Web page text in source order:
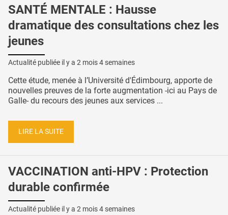
SANTÉ MENTALE : Hausse
dramatique des consultations chez les
jeunes
Actualité publiée il y a 2 mois 4 semaines
Cette étude, menée à l’Université d'Édimbourg, apporte de
nouvelles preuves de la forte augmentation -ici au Pays de
Galle- du recours des jeunes aux services ...
LIRE LA SUITE
VACCINATION anti-HPV : Protection
durable confirmée
Actualité publiée il y a 2 mois 4 semaines